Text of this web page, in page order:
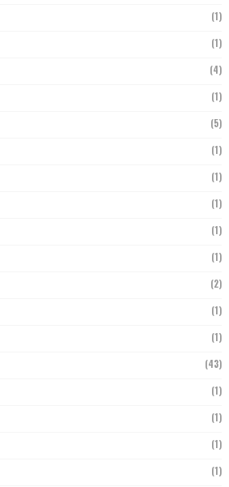
(1)
(1)
(4)
(1)
(5)
(1)
(1)
(1)
(1)
(1)
(2)
(1)
(1)
(43)
(1)
(1)
(1)
(1)